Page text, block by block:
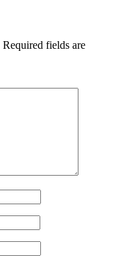
Required fields are